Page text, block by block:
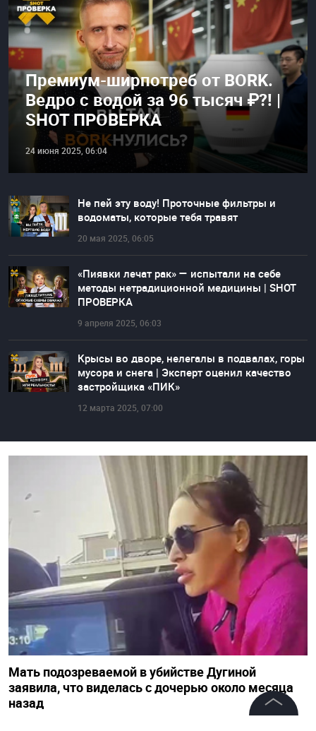
Премиум-ширпотреб от BORK.
Ведро с водой за 96 тысяч ₽?! |
SHOT ПРОВЕРКА
24 июня 2025, 06:04
Не пей эту воду! Проточные фильтры и
водоматы, которые тебя травят
20 мая 2025, 06:05
«Пиявки лечат рак» — испытали на себе
методы нетрадиционной медицины | SHOT
ПРОВЕРКА
9 апреля 2025, 06:03
Крысы во дворе, нелегалы в подвалах, горы
мусора и снега | Эксперт оценил качество
застройщика «ПИК»
12 марта 2025, 07:00
Мать подозреваемой в убийстве Дугиной
заявила, что виделась с дочерью около месяца
назад